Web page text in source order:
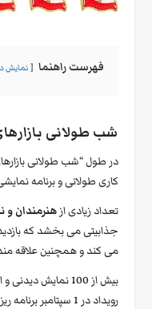
فهرست راهنما نمایش
شب طولانی
در طول “شب طولانی
کاری طولانی و برنامه
تعداد زیادی ازهنرمندان
جذابیتی می بخشد که
می کند و همچنین علاقه
بیش از 100 نمایش
رویداد در 1 سپتامبر برنامه ریزی شده است. علاوه بر این،